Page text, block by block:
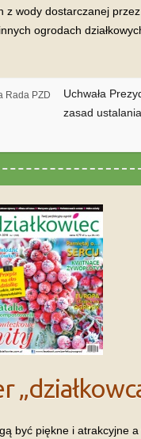
z wody dostarczanej
ogrodach
Rada PZD
Uchwała
zasad
być piękne i atrakcyjne